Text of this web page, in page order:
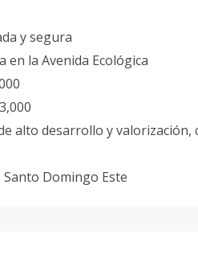
y segura
en la Avenida Ecológica
alto desarrollo y
Santo Domingo Este